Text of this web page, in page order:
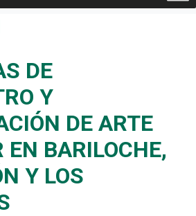
DE
Y
DE ARTE
EN BARILOCHE,
Y LOS